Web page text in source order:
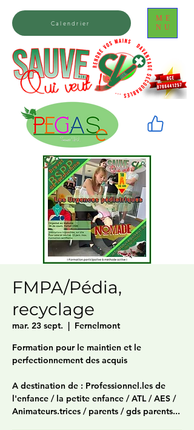
ME
NU
Calendrier
FMPA/Pédia,
recyclage
mar. 23 sept.
  |
Fernelmont
Formation pour le maintien et le
perfectionnement des acquis
A destination de : Professionnel.les de
l'enfance / la petite enfance / ATL / AES /
Animateurs.trices / parents / gds parents...